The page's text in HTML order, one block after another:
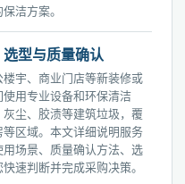
洁方案。
型与质量确认
宇、商业门店等新装修或
用专业设备和环保清洁
尘、胶渍等建筑垃圾，覆
区域。本文详细说明服务
场景、质量确认方法、选
速判断并完成采购决策。